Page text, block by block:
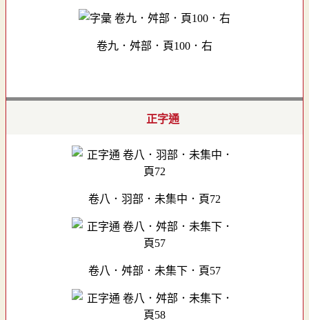
卷九．舛部．頁100．右
正字通
卷八．羽部．未集中．頁72
卷八．舛部．未集下．頁57